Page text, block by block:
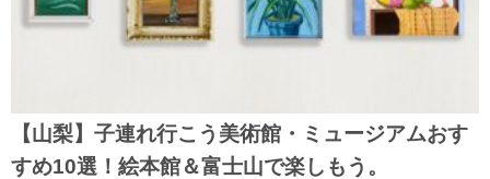
【山梨】子連れ行こう美術館・ミュージアムおす
すめ10選！絵本館＆富士山で楽しもう。